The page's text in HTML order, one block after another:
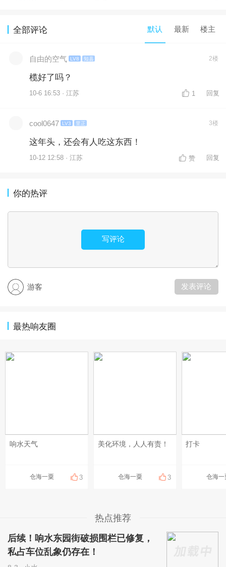
全部评论 默认 最新 楼主
自由的空气 LV8 知县 2楼
榄好了吗？
10-6 16:53 · 江苏 1 回复
cool0647 LV3 里正 3楼
这年头，还会有人吃这东西！
10-12 12:58 · 江苏 赞 回复
你的热评
写评论
游客 发表评论
最热响友圈
响水天气
仓海一粟 3
美化环境，人人有责！
仓海一粟 3
打卡
仓海一
热点推荐
后续！响水东园街破损围栏已修复，
私占车位乱象仍存在！